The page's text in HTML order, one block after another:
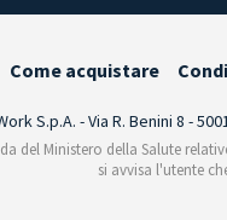
Come acquistare
S.p.A. - Via R. Benini 8 -
del Ministero della Salute
si avvisa l'utente